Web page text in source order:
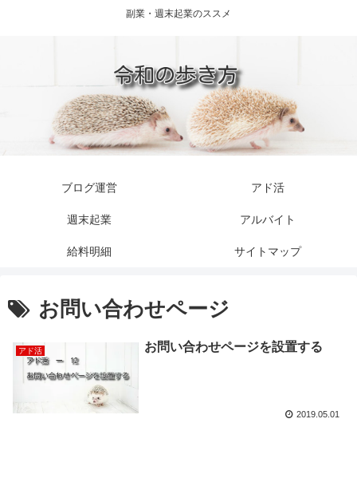
副業・週末起業のススメ
ブログ運営 アド活
週末起業 アルバイト
給料明細 サイトマップ
お問い合わせページ
アド活 お問い合わせページを設置する
2019.05.01